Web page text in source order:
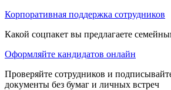
Корпоративная поддержка сотрудников
Какой соцпакет вы предлагаете
Оформляйте кандидатов онлайн
Проверяйте сотрудников и
документы без бумаг и личных встреч